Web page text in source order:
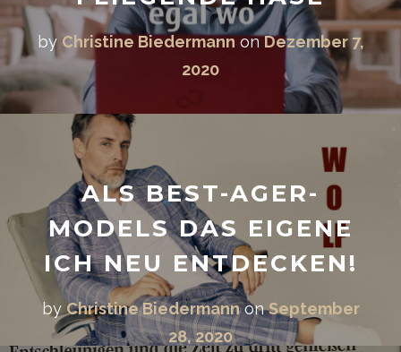
by Christine Biedermann onDezember 7,
2020
ALS BEST-AGER-
MODELS DAS EIGENE
ICH NEU ENTDECKEN!
byChristine Biedermann onSeptember
28, 2020